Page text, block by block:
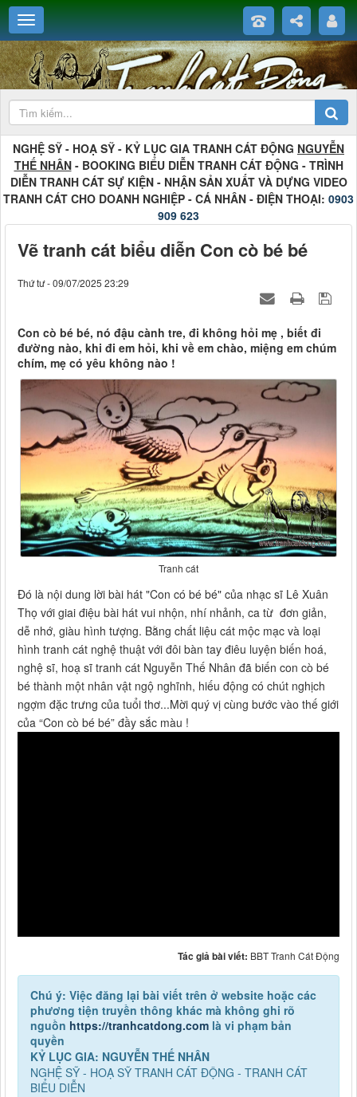
NGHỆ SỸ - HOẠ SỸ - KỶ LỤC GIA TRANH CÁT ĐỘNG NGUYỄN
THẾ NHÂN- BOOKING BIỂU DIỄN TRANH CÁT ĐỘNG - TRÌNH
DIỄN TRANH CÁT SỰ KIỆN - NHẬN SẢN XUẤT VÀ DỰNG VIDEO
TRANH CÁT CHO DOANH NGHIỆP - CÁ NHÂN - ĐIỆN THOẠI: 0903
909 623
Vẽ tranh cát biểu diễn Con cò bé bé
Thứ tư - 09/07/2025 23:29
Con cò bé bé, nó đậu cành tre, đi không hỏi mẹ , biết đi
đường nào, khi đi em hỏi, khi về em chào, miệng em chúm
chím, mẹ có yêu không nào !
Tranh cát
Đó là nội dung lời bài hát "Con có bé bé" của nhạc sĩ Lê Xuân
Thọ với giai điệu bài hát vui nhộn, nhí nhảnh, ca từ đơn giản,
dễ nhớ, giàu hình tượng. Bằng chất liệu cát mộc mạc và loại
hình tranh cát nghệ thuật với đôi bàn tay điêu luyện biến hoá,
nghệ sĩ, hoạ sĩ tranh cát Nguyễn Thế Nhân đã biến con cò bé
bé thành một nhân vật ngộ nghĩnh, hiếu động có chút nghịch
ngợm đặc trưng của tuổi thơ...Mời quý vị cùng bước vào thế giới
của “Con cò bé bé” đầy sắc màu !
Tác giả bài viết: BBT Tranh Cát Động
Chú ý: Việc đăng lại bài viết trên ở website hoặc các
phương tiện truyền thông khác mà không ghi rõ
nguồn https://tranhcatdong.com là vi phạm bản
quyền
KỶ LỤC GIA: NGUYỄN THẾ NHÂN
NGHỆ SỸ - HOẠ SỸ TRANH CÁT ĐỘNG - TRANH CÁT
BIỂU DIỄN